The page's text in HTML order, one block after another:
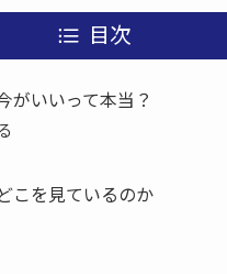
目次
がいいって本当？
こを見ているのか